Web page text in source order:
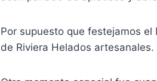
Por supuesto que festejamos
de Riviera Helados artesanales.